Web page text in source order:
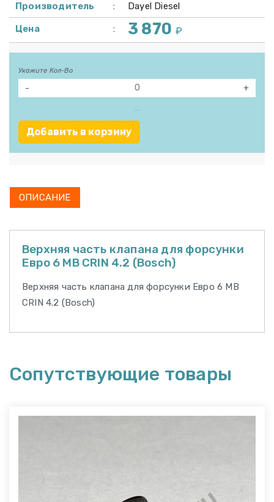
Производитель : Dayel Diesel
Цена : 3 870 ₽
Укажите Кол-Во
- +
Добавить в корзину
ОПИСАНИЕ
Верхняя часть клапана для форсунки
Евро 6 MB CRIN 4.2 (Bosch)
Верхняя часть клапана для форсунки Евро 6 MB
CRIN 4.2 (Bosch)
Сопутствующие товары